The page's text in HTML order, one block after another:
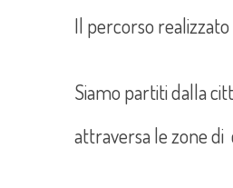
Il percorso
Siamo partiti dalla
attraversa le zone di